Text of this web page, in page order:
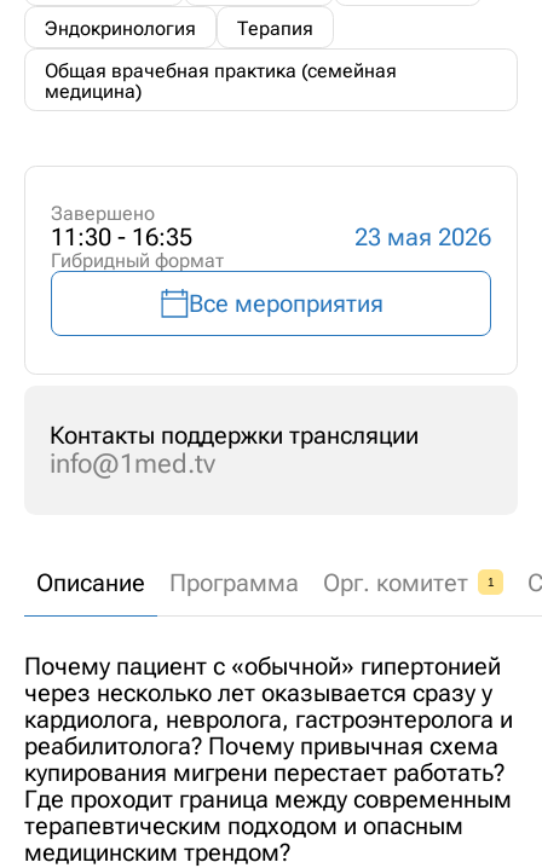
Эндокринология
Терапия
Общая врачебная практика (семейная
медицина)
Завершено
11:30 - 16:35 23 мая 2026
Гибридный формат
Все мероприятия
Контакты поддержки трансляции
info@1med.tv
Описание Программа Орг. комитет 1
Почему пациент с «обычной» гипертонией
через несколько лет оказывается сразу у
кардиолога, невролога, гастроэнтеролога и
реабилитолога? Почему привычная схема
купирования мигрени перестает работать?
Где проходит граница между современным
терапевтическим подходом и опасным
медицинским трендом?